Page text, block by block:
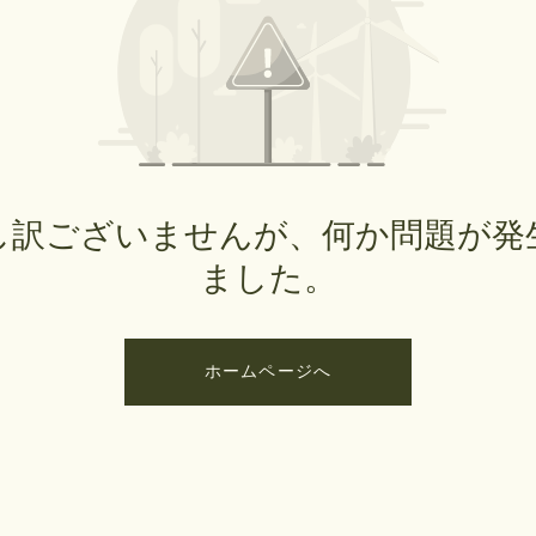
訳ございませんが、何か問題が発
ました。
ホームページへ